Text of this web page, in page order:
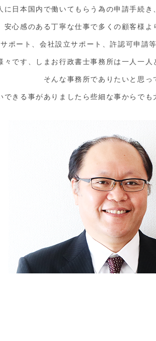
に日本国内で働いてもらう為の申請手続き
安心感のある丁寧な仕事で多くの顧客様よ
ポート、会社設立サポート、許認可申請
々です、しまお行政書士事務所は一人一
そんな事務所でありたいと思っ
できる事がありましたら些細な事からでも